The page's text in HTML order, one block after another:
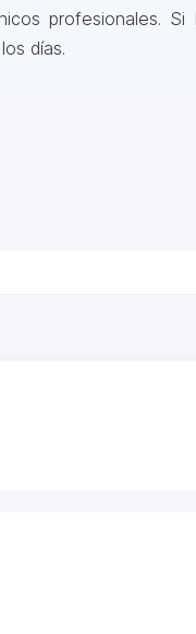
profesionales. Si
días.